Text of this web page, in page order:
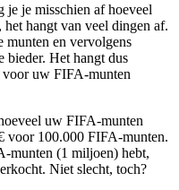
je misschien af hoeveel
hangt van veel dingen af.
munten en vervolgens
bieder. Het hangt dus
voor uw FIFA-munten
uw FIFA-munten
voor 100.000 FIFA-munten.
munten (1 miljoen) hebt,
Niet slecht, toch?